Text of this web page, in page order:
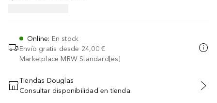
Online: En stock
Envío gratis desde 24,00 €
Marketplace MRW Standard[es]
AÑADIR AL CARRITO
Tiendas Douglas
Consultar disponibilidad en tienda